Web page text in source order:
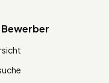
Bewerber